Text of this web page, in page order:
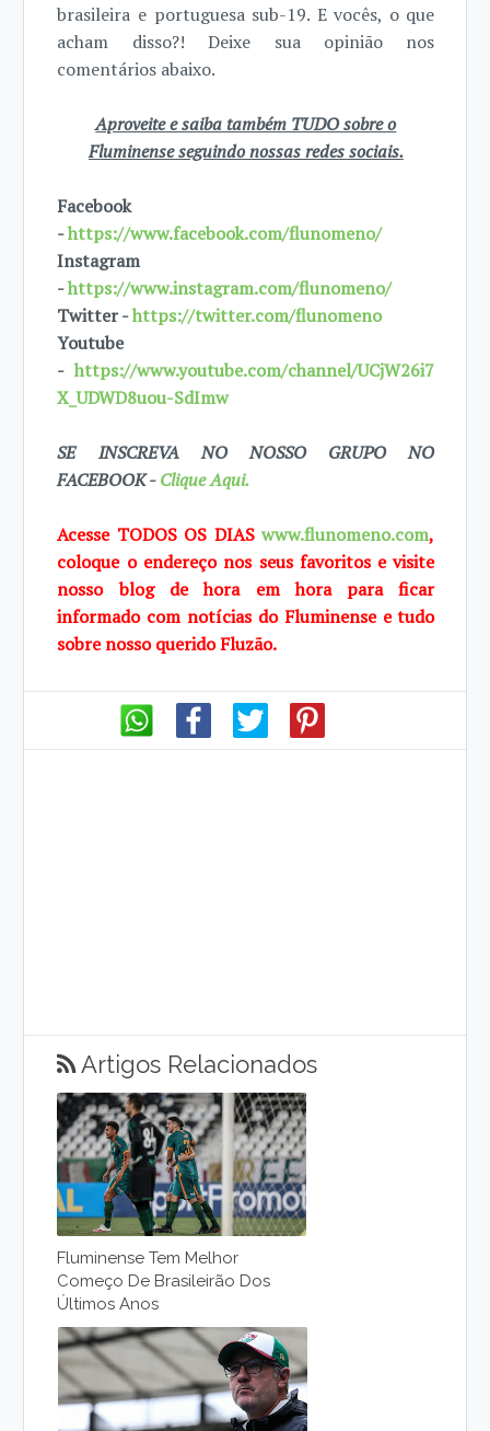
brasileira e portuguesa sub-19. E vocês, o que
acham disso?! Deixe sua opinião nos
comentários abaixo.
Aproveite e saiba também TUDO sobre o
Fluminense seguindo nossas redes sociais.
Facebook
-https://www.facebook.com/flunomeno/
Instagram
-https://www.instagram.com/flunomeno/
Twitter -https://twitter.com/flunomeno
Youtube
-https://www.youtube.com/channel/UCjW26i7
X_UDWD8uou-SdImw
SE INSCREVA NO NOSSO GRUPO NO
FACEBOOK -Clique Aqui.
Acesse TODOS OS DIASwww.flunomeno.com,
coloque o endereço nos seus favoritos e visite
nosso blog de hora em hora para ficar
informado com notícias do Fluminense e tudo
sobre nosso querido Fluzão.
Artigos Relacionados
Fluminense Tem Melhor
Começo De Brasileirão Dos
Últimos Anos